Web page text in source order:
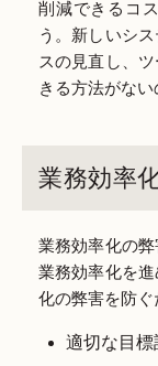
削減できるコ
う。新しいシ
スの見直し、
きる方法がない
業務効率
業務効率化の
業務効率化を
化の弊害を防ぐ
適切な目標